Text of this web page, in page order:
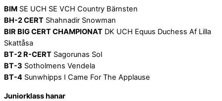
BIM SE UCH SE VCH Country Bärnsten
BH-2 CERT Shahnadir Snowman
BIR BIG CERT CHAMPIONAT DK UCH Equus Duchess Af Lilla
Skattåsa
BT-2 R-CERT Sagorunas Sol
BT-3 Sotholmens Vendela
BT-4 Sunwhipps I Came For The Applause
Juniorklass hanar